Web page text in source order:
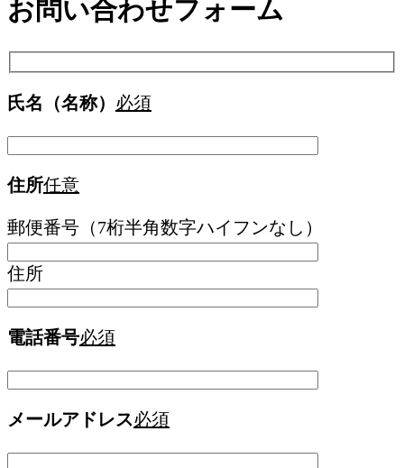
お問い合わせフォーム
氏名（名称） 必須
住所任意
郵便番号（7桁半角数字ハイフンなし）
住所
電話番号必須
メールアドレス必須